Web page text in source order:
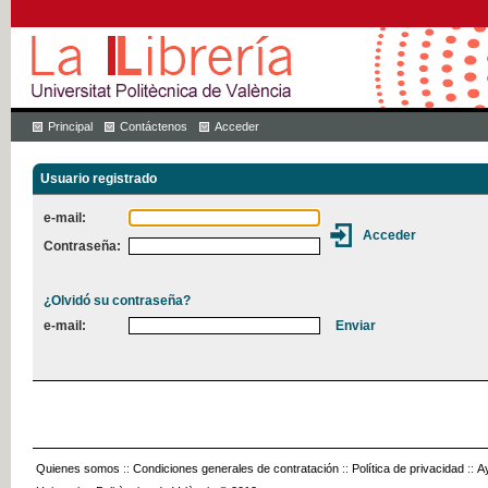
Principal Contáctenos Acceder
Usuario registrado
e-mail:
Contraseña:
¿Olvidó su contraseña?
e-mail:
Quienes somos :: Condiciones generales de contratación :: Política de privacidad ::